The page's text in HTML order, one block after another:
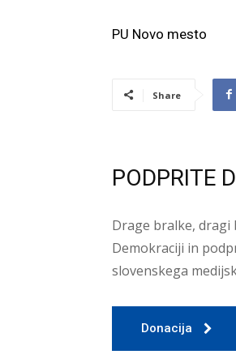
PU Novo mesto
Share
PODPRITE
Drage bralke, dragi
Demokraciji in
slovenskega
Donacija